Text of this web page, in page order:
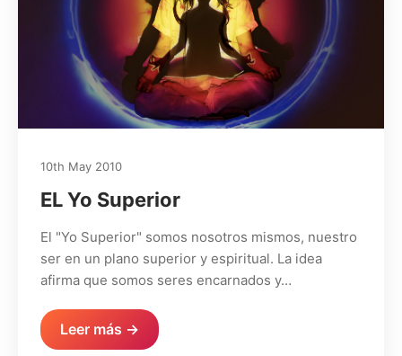
10th May 2010
EL Yo Superior
El "Yo Superior" somos nosotros mismos, nuestro
ser en un plano superior y espiritual. La idea
afirma que somos seres encarnados y…
Leer más →